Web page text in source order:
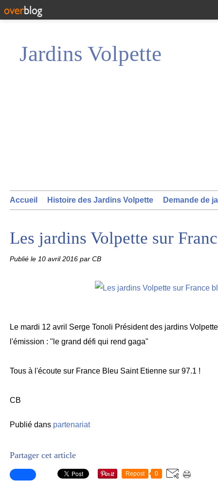
Jardins Volpette
Accueil Histoire des Jardins Volpette Demande de
Les jardins Volpette sur
Publié le 10 avril 2016 par CB
Le mardi 12 avril Serge Tonoli Président des jardins
l'émission : "le grand défi qui rend gaga"
Tous à l'écoute sur France Bleu Saint Etienne sur 97.1 !
CB
Publié dans partenariat
Partager cet article
Repost 0